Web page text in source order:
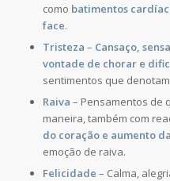
como batimentos
face.
Tristeza – Cansaço,
vontade de chorar e
sentimentos que
Raiva – Pensamentos de
maneira, também com
do coração e aumento
emoção de raiva.
Felicidade – Calma,